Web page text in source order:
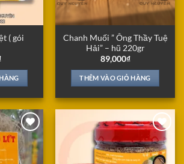
( gói
Chanh Muối ” Ông Thầy Tuệ
Hải” – hũ 220gr
89,000₫
THÊM VÀO GIỎ HÀNG
Add to
Wishlist
Add to
Wishlist